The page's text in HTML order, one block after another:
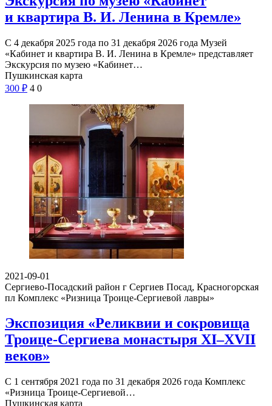
и квартира В. И. Ленина в Кремле»
С 4 декабря 2025 года по 31 декабря 2026 года Музей
«Кабинет и квартира В. И. Ленина в Кремле» представляет
Экскурсия по музею «Кабинет…
Пушкинская карта
300 ₽ 4 0
2021-09-01
Сергиево-Посадский район г Сергиев Посад, Красногорская
пл Комплекс «Ризница Троице-Сергиевой лавры»
Экспозиция «Реликвии и сокровища
Троице-Сергиева монастыря XI–XVII
веков»
С 1 сентября 2021 года по 31 декабря 2026 года Комплекс
«Ризница Троице-Сергиевой…
Пушкинская карта